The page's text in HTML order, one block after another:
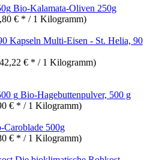
Bio-Kalamata-Oliven 250g
€ * / 1 Kilogramm)
Multi-Eisen - St. Helia, 90
€ * / 1 Kilogramm)
Bio-Hagebuttenpulver, 500 g
€ * / 1 Kilogramm)
Caroblade 500g
€ * / 1 Kilogramm)